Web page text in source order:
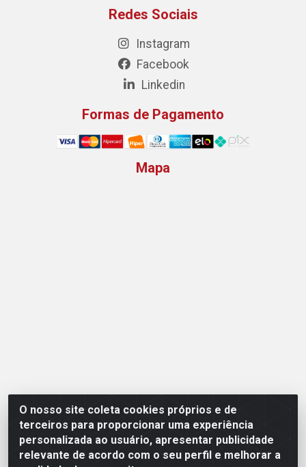
O nosso site coleta cookies próprios e de
terceiros para proporcionar uma experiência
personalizada ao usuário, apresentar publicidade
relevante de acordo com o seu perfil e melhorar a
Redes Sociais
Instagram
Facebook
Linkedin
Formas de Pagamento
Mapa
Opção Atacadista - Setor De Industria Qi 21 Lt 23 A 41,
SN - Setor Industrial (Ceilândia), Brasília/DF - CEP
72265-210 - CNPJ 17.244.285/0001-09